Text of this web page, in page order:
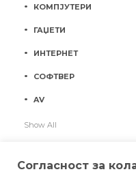
КОМПЈУТЕРИ
ГАЏЕТИ
ИНТЕРНЕТ
СОФТВЕР
AV
Show All
Согласност за